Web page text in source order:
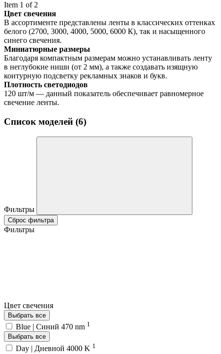
Item 1 of 2
Цвет свечения
В ассортименте представлены ленты в классических оттенках
белого (2700, 3000, 4000, 5000, 6000 К), так и насыщенного
синего свечения.
Миниатюрные размеры
Благодаря компактным размерам можно устанавливать ленту
в неглубокие ниши (от 2 мм), а также создавать изящную
контурную подсветку рекламных знаков и букв.
Плотность светодиодов
120 шт/м — данный показатель обеспечивает равномерное
свечение ленты.
Список моделей (6)
Фильтры
Сброс фильтра
Фильтры
Цвет свечения
Выбрать все
Blue | Синий 470 nm 1
Выбрать все
Day | Дневной 4000 K 1